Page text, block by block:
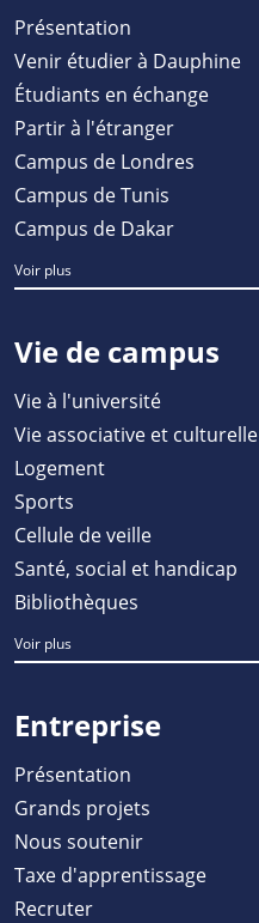
Présentation
Venir étudier à Dauphine
Étudiants en échange
Partir à l'étranger
Campus de Londres
Campus de Tunis
Campus de Dakar
Voir plus
Vie de campus
Vie à l'université
Vie associative et culturelle
Logement
Sports
Cellule de veille
Santé, social et handicap
Bibliothèques
Voir plus
Entreprise
Présentation
Grands projets
Nous soutenir
Taxe d'apprentissage
Recruter